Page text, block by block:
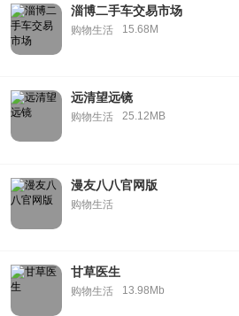
淄博二手车交易市场
购物生活 15.68M
远清望远镜
购物生活 25.12MB
漫友八八官网版
购物生活
甘草医生
购物生活 13.98Mb